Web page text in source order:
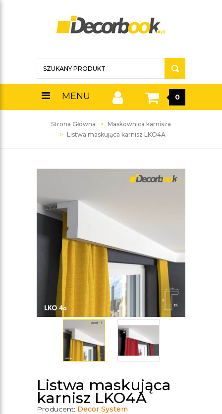
MENU 0
Strona Główna
Maskownica karnisza
Listwa maskująca karnisz LKO4A
Listwa maskująca
karnisz LKO4A
Producent: Decor System